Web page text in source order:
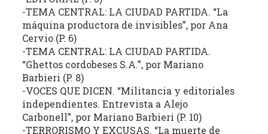
periódicas
provincia
(con
énfasis
-TEMA CENTRAL: LA CIUDAD PARTIDA. “La
máquina productora de invisibles”, por Ana
Cervio (P. 6)
-TEMA CENTRAL: LA CIUDAD PARTIDA.
“Ghettos cordobeses S.A.”, por Mariano
Barbieri (P. 8)
-VOCES QUE DICEN. “Militancia y editoriales
independientes. Entrevista a Alejo
Carbonell”, por Mariano Barbieri (P. 10)
-TERRORISMO Y EXCUSAS. “La muerte de